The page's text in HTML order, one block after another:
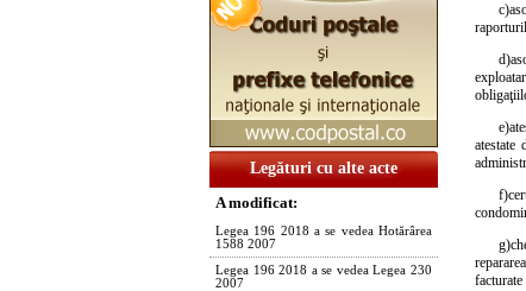
Legături cu alte acte
A modificat:
Legea 196 2018 a se vedea Hotărârea
1588 2007
Legea 196 2018 a se vedea Legea 230
2007
c)
d)
e)
atestate
f)
g)